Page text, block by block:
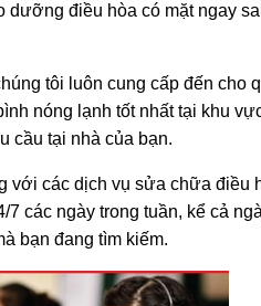
điều hòa có mặt ngay
tôi luôn cung cấp đến cho
nóng lạnh tốt nhất tại khu
cầu tại nhà của bạn.
với các dịch vụ sửa chữa điều
các ngày trong tuần, kể cả
bạn đang tìm kiếm.